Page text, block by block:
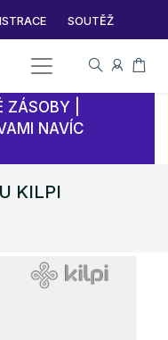
SOUTĚŽ
ZÁSOBY |
NAVÍC
KILPI